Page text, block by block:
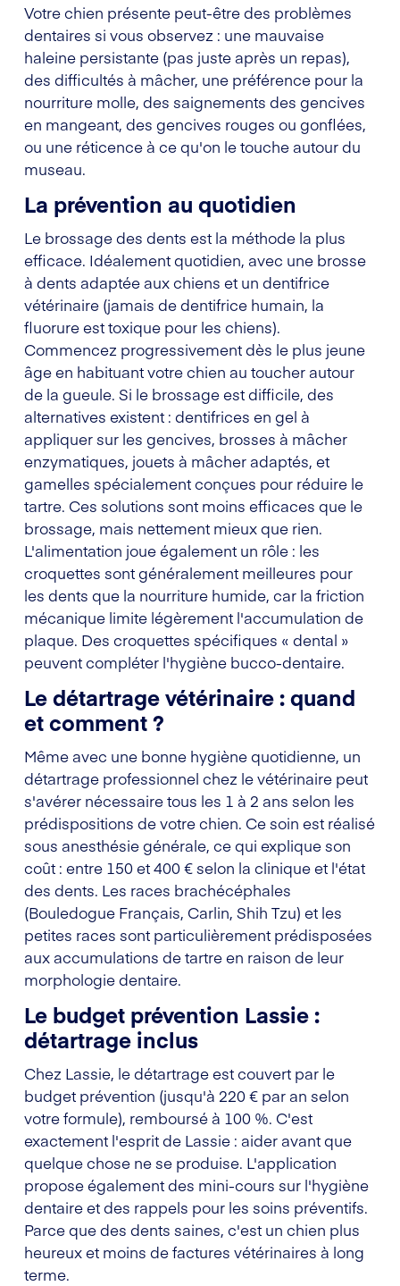
Votre chien présente peut-être des problèmes
dentaires si vous observez : une mauvaise
haleine persistante (pas juste après un repas),
des difficultés à mâcher, une préférence pour la
nourriture molle, des saignements des gencives
en mangeant, des gencives rouges ou gonflées,
ou une réticence à ce qu'on le touche autour du
museau.
La prévention au quotidien
Le brossage des dents est la méthode la plus
efficace. Idéalement quotidien, avec une brosse
à dents adaptée aux chiens et un dentifrice
vétérinaire (jamais de dentifrice humain, la
fluorure est toxique pour les chiens).
Commencez progressivement dès le plus jeune
âge en habituant votre chien au toucher autour
de la gueule. Si le brossage est difficile, des
alternatives existent : dentifrices en gel à
appliquer sur les gencives, brosses à mâcher
enzymatiques, jouets à mâcher adaptés, et
gamelles spécialement conçues pour réduire le
tartre. Ces solutions sont moins efficaces que le
brossage, mais nettement mieux que rien.
L'alimentation joue également un rôle : les
croquettes sont généralement meilleures pour
les dents que la nourriture humide, car la friction
mécanique limite légèrement l'accumulation de
plaque. Des croquettes spécifiques « dental »
peuvent compléter l'hygiène bucco-dentaire.
Le détartrage vétérinaire : quand
et comment ?
Même avec une bonne hygiène quotidienne, un
détartrage professionnel chez le vétérinaire peut
s'avérer nécessaire tous les 1 à 2 ans selon les
prédispositions de votre chien. Ce soin est réalisé
sous anesthésie générale, ce qui explique son
coût : entre 150 et 400 € selon la clinique et l'état
des dents. Les races brachécéphales
(Bouledogue Français, Carlin, Shih Tzu) et les
petites races sont particulièrement prédisposées
aux accumulations de tartre en raison de leur
morphologie dentaire.
Le budget prévention Lassie :
détartrage inclus
Chez Lassie, le détartrage est couvert par le
budget prévention (jusqu'à 220 € par an selon
votre formule), remboursé à 100 %. C'est
exactement l'esprit de Lassie : aider avant que
quelque chose ne se produise. L'application
propose également des mini-cours sur l'hygiène
dentaire et des rappels pour les soins préventifs.
Parce que des dents saines, c'est un chien plus
heureux et moins de factures vétérinaires à long
terme.